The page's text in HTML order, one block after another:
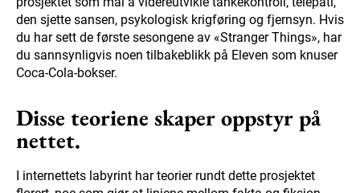
den sjette sansen, psykologisk krigføring og fjernsyn. Hvis
du har sett de første sesongene av «Stranger Things», har
du sannsynligvis noen tilbakeblikk på Eleven som knuser
Coca-Cola-bokser.
Disse teoriene skaper oppstyr på
nettet.
I internettets labyrint har teorier rundt dette prosjektet